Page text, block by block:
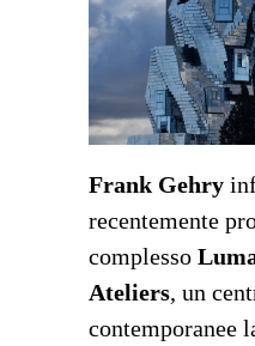
Frank Gehry
recentemente
complesso
Ateliers, un
contemporanee